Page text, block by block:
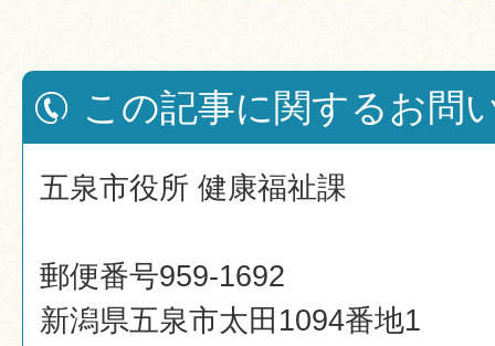
この記事に関するお問
五泉市役所 健康福祉課
郵便番号959-1692
新潟県五泉市太田1094番地1